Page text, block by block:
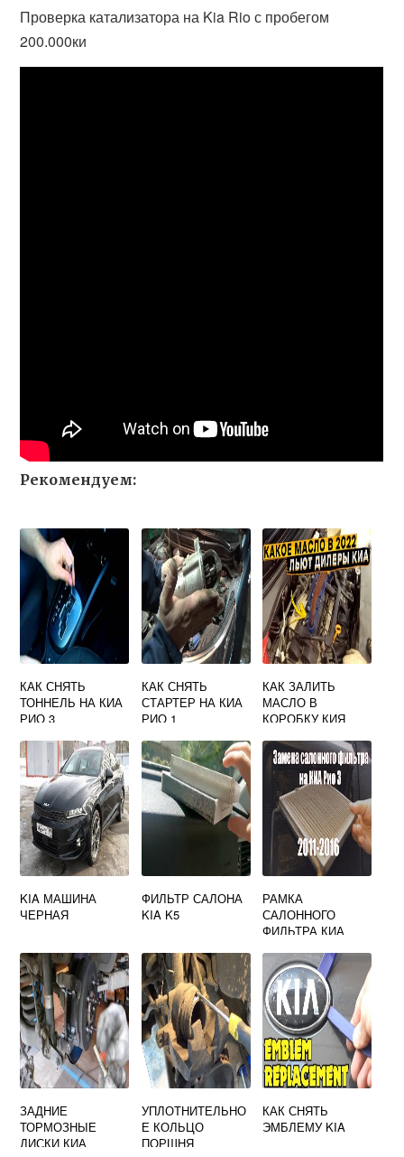
Проверка катализатора на Kia Rio с пробегом
200.000ки
Рекомендуем:
КАК СНЯТЬ
ТОННЕЛЬ НА КИА
РИО 3
КАК СНЯТЬ
СТАРТЕР НА КИА
РИО 1
КАК ЗАЛИТЬ
МАСЛО В
КОРОБКУ КИЯ
KIA МАШИНА
ЧЕРНАЯ
ФИЛЬТР САЛОНА
KIA K5
РАМКА
САЛОННОГО
ФИЛЬТРА КИА
ЗАДНИЕ
ТОРМОЗНЫЕ
ДИСКИ КИА
УПЛОТНИТЕЛЬНО
Е КОЛЬЦО
ПОРШНЯ
КАК СНЯТЬ
ЭМБЛЕМУ KIA